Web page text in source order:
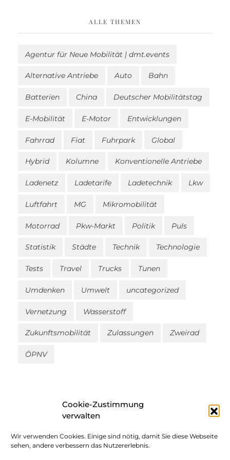
Cookie-Zustimmung
verwalten
Wir verwenden Cookies. Einige sind nötig, damit Sie diese Webseite
sehen, andere verbessern das Nutzererlebnis.
ALLE THEMEN
Agentur für Neue Mobilität | dmt.events
Alternative Antriebe Auto Bahn
Batterien China Deutscher Mobilitätstag
E-Mobilität E-Motor Entwicklungen
Fahrrad Fiat Fuhrpark Global
Hybrid Kolumne Konventionelle Antriebe
Ladenetz Ladetarife Ladetechnik Lkw
Luftfahrt MG Mikromobilität
Motorrad Pkw-Markt Politik Puls
Statistik Städte Technik Technologie
Tests Travel Trucks Tunen
Umdenken Umwelt uncategorized
Vernetzung Wasserstoff
Zukunftsmobilität Zulassungen Zweirad
ÖPNV
Impressum